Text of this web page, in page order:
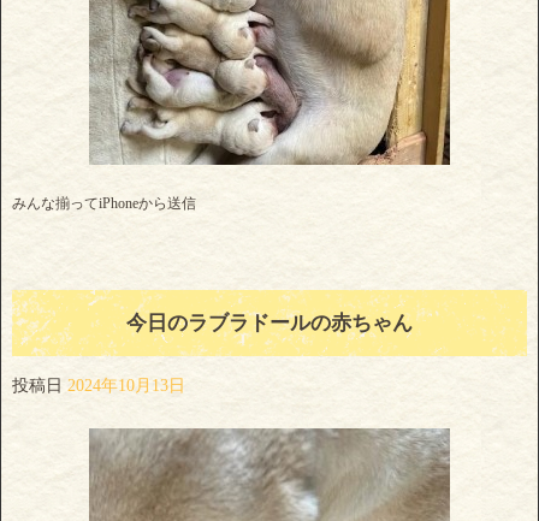
みんな揃ってiPhoneから送信
今日のラブラドールの赤ちゃん
投稿日 2024年10月13日